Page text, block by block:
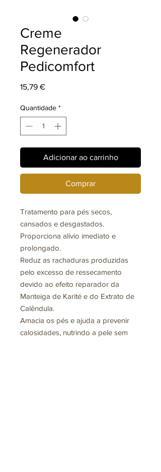
Creme
Regenerador
Pedicomfort
15,79 €Preço
Quantidade *
Adicionar ao carrinho
Comprar
Tratamento para pés secos,
cansados ​​e desgastados.
Proporciona alívio imediato e
prolongado.
Reduz as rachaduras produzidas
pelo excesso de ressecamento
devido ao efeito reparador da
Manteiga de Karité e do Extrato de
Calêndula.
Amacia os pés e ajuda a prevenir
calosidades, nutrindo a pele sem